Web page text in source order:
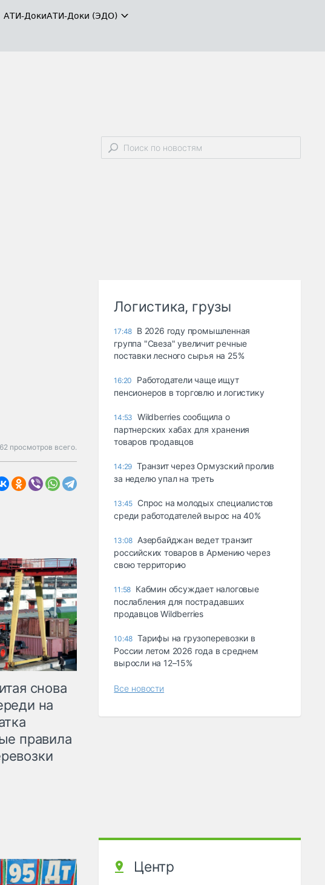
АТИ-ДокиАТИ-Доки (ЭДО)
62 просмотров всего.
снова
на
правила
Логистика, грузы
17:48 В 2026 году промышленная
группа "Свеза" увеличит речные
поставки лесного сырья на 25%
16:20
Работодатели чаще ищут
пенсионеров в торговлю и логистику
14:53
Wildberries сообщила о
партнерских хабах для хранения
товаров продавцов
14:29 Транзит через Ормузский пролив
за неделю упал на треть
13:45 Спрос на молодых специалистов
среди работодателей вырос на 40%
13:08 Азербайджан ведет транзит
российских товаров в Армению через
свою территорию
11:58 Кабмин обсуждает налоговые
послабления для пострадавших
продавцов Wildberries
10:48 Тарифы на грузоперевозки в
России летом 2026 года в среднем
выросли на 12–15%
Все новости
Центр